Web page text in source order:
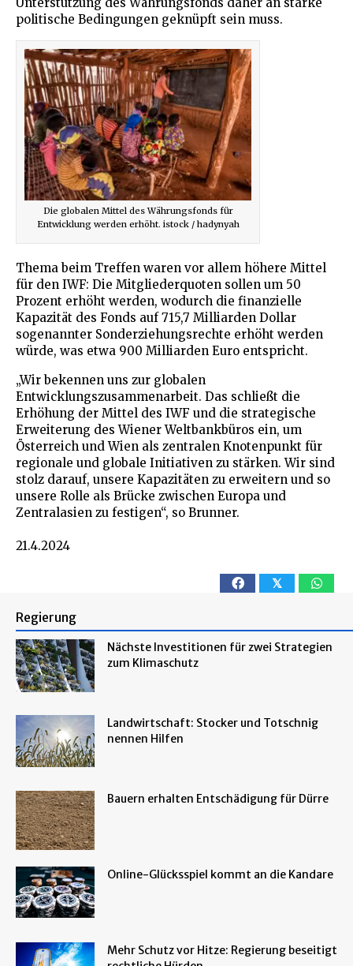
politische Bedingungen geknüpft sein muss.
Die globalen Mittel des Währungsfonds für
Entwicklung werden erhöht. istock / hadynyah
Thema beim Treffen waren vor allem höhere Mittel
für den IWF: Die Mitgliederquoten sollen um 50
Prozent erhöht werden, wodurch die finanzielle
Kapazität des Fonds auf 715,7 Milliarden Dollar
sogenannter Sonderziehungsrechte erhöht werden
würde, was etwa 900 Milliarden Euro entspricht.
„Wir bekennen uns zur globalen
Entwicklungszusammenarbeit. Das schließt die
Erhöhung der Mittel des IWF und die strategische
Erweiterung des Wiener Weltbankbüros ein, um
Österreich und Wien als zentralen Knotenpunkt für
regionale und globale Initiativen zu stärken. Wir sind
stolz darauf, unsere Kapazitäten zu erweitern und so
unsere Rolle als Brücke zwischen Europa und
Zentralasien zu festigen“, so Brunner.
21.4.2024
𝕏
Regierung
Nächste Investitionen für zwei Strategien
zum Klimaschutz
Landwirtschaft: Stocker und Totschnig
nennen Hilfen
Bauern erhalten Entschädigung für Dürre
Online-Glücksspiel kommt an die Kandare
Mehr Schutz vor Hitze: Regierung beseitigt